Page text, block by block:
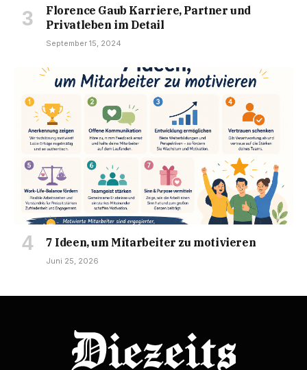
Florence Gaub Karriere, Partner und
Privatleben im Detail
September 15, 2024
7 Ideen, um Mitarbeiter zu motivieren
Juni 25, 2026